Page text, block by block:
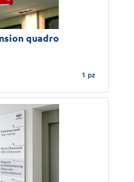
quadro
1 pz